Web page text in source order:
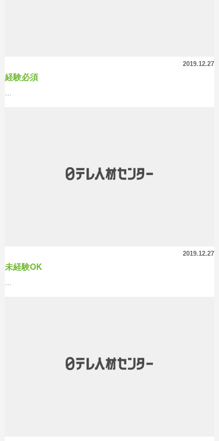
2019.12.27
経験必須
2019.12.27
未経験OK